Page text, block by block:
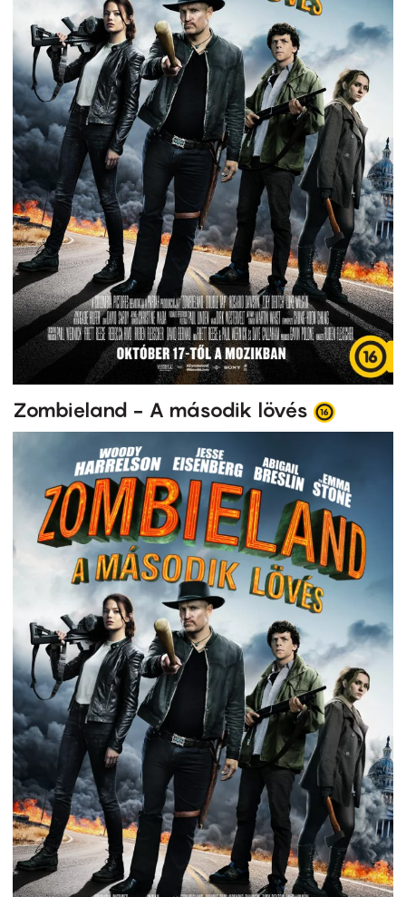
Zombieland - A második lövés